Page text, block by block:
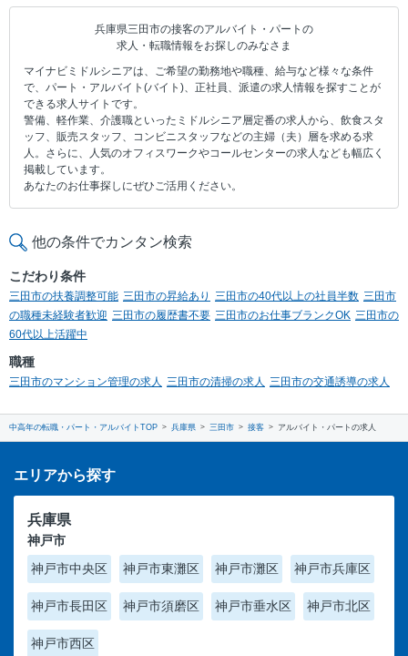
兵庫県三田市の接客のアルバイト・パートの
求人・転職情報をお探しのみなさま
マイナビミドルシニアは、ご希望の勤務地や職種、給与など様々な条件
で、パート・アルバイト(バイト)、正社員、派遣の求人情報を探すことが
できる求人サイトです。
警備、軽作業、介護職といったミドルシニア層定番の求人から、飲食スタ
ッフ、販売スタッフ、コンビニスタッフなどの主婦（夫）層を求める求
人。さらに、人気のオフィスワークやコールセンターの求人なども幅広く
掲載しています。
あなたのお仕事探しにぜひご活用ください。
他の条件でカンタン検索
こだわり条件
三田市の扶養調整可能 三田市の昇給あり 三田市の40代以上の社員半数 三田市
の職種未経験者歓迎 三田市の履歴書不要 三田市のお仕事ブランクOK 三田市の
60代以上活躍中
職種
三田市のマンション管理の求人 三田市の清掃の求人 三田市の交通誘導の求人
中高年の転職・パート・アルバイトTOP 兵庫県 三田市 接客 アルバイト・パートの求人
エリアから探す
兵庫県
神戸市
神戸市中央区
神戸市東灘区 神戸市灘区 神戸市兵庫区
神戸市長田区 神戸市須磨区 神戸市垂水区 神戸市北区
神戸市西区